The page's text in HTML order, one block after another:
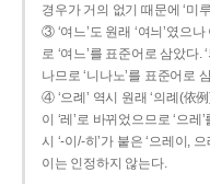
경우가 거의 없기 때문에 ‘미
③ ‘여느’도 원래 ‘여늬’였으나
로 ‘여느’를 표준어로 삼았다.
나므로 ‘니나노’를 표준어로
④ ‘으례’ 역시 원래 ‘의례(依
이 ‘레’로 바뀌었으므로 ‘으
시 ‘-이/-히’가 붙은 ‘으레이,
이는 인정하지 않는다.